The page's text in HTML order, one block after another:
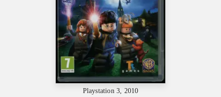
Playstation 3, 2010